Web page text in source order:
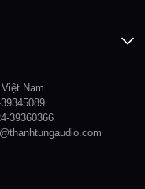
Nam.
39360366